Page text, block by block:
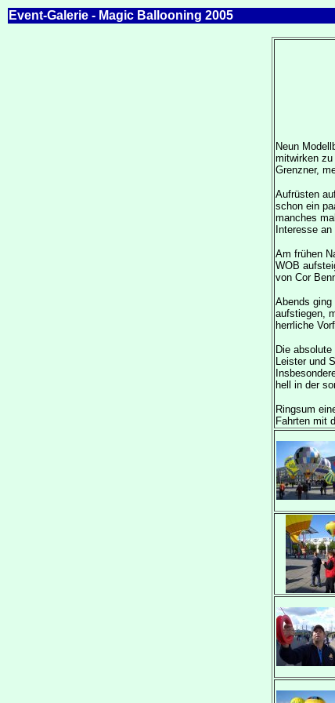
Event-Galerie - Magic Ballooning 2005
Neun
mitwirken zu
Grenzner,
Aufrüsten
schon ein
manches
Interesse
Am frühen
WOB
von Cor
Abends ging
aufstiegen,
herrliche
Die
Leister und
hell in der
Ringsum
Fahrten mit